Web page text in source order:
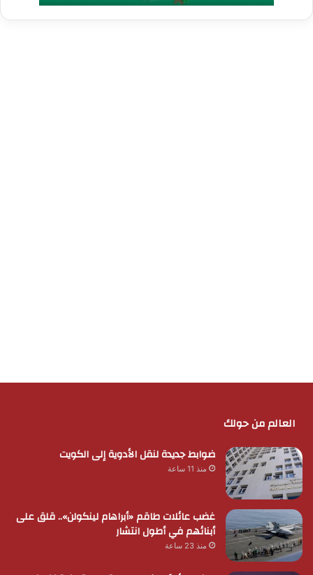
العالم من حولك
ضوابط جديدة لنقل الأدوية إلى الكويت
منذ 11 ساعة
غضب عائلات طاقم «أبراهام لينكولن».. قلق على
أبنائهم في أطول انتشار
منذ 23 ساعة